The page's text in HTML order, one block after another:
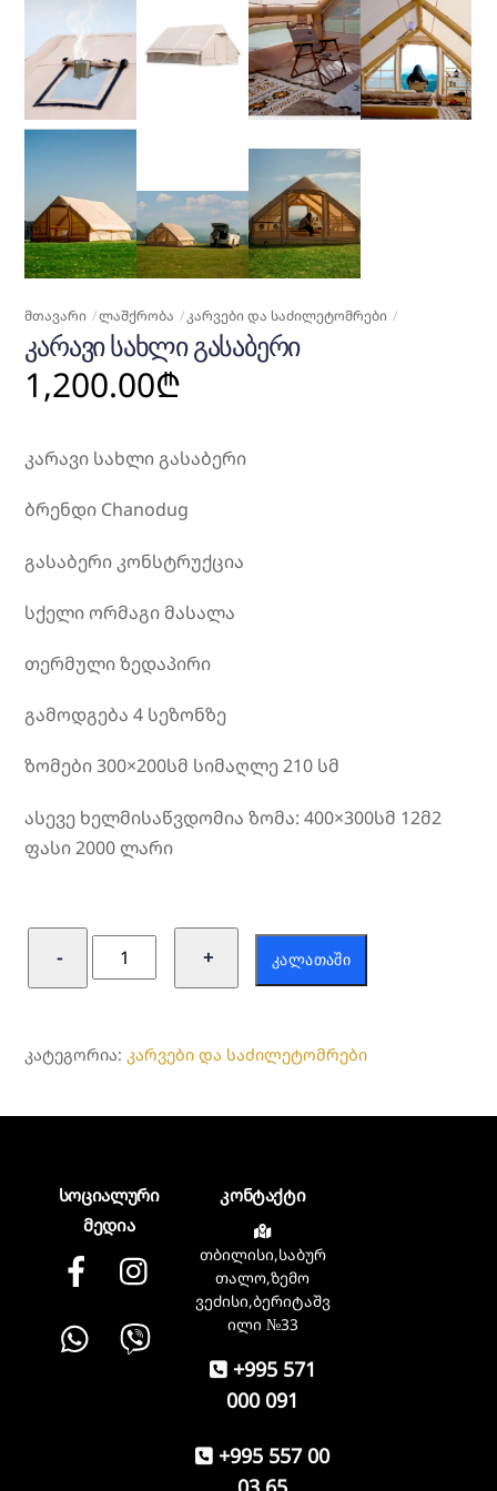
ᲛᲗᲐᲕᲐᲠᲘ ᲚᲐᲨᲥᲠᲝᲑᲐ ᲙᲐᲠᲕᲔᲑᲘ ᲓᲐ ᲡᲐᲫᲘᲚᲔᲢᲝᲛᲠᲔᲑᲘ
ᲙᲐᲠᲐᲕᲘ ᲡᲐᲮᲚᲘ ᲒᲐᲡᲐᲑᲔᲠᲘ
1,200.00₾
კარავი სახლი გასაბერი
ბრენდი Chanodug
გასაბერი კონსტრუქცია
სქელი ორმაგი მასალა
თერმული ზედაპირი
გამოდგება 4 სეზონზე
ზომები 300×200სმ სიმაღლე 210 სმ
ასევე ხელმისაწვდომია ზომა: 400×300სმ 12მ2
ფასი 2000 ლარი
−
რაოდენობა:
კარავი
+ ᲙᲐᲚᲐᲗᲐᲨᲘ
ᲙᲐᲢᲔᲒᲝᲠᲘᲐ:კარვები და საძილეტომრები
სოციალური
მედია
Facebook instagram
Whatsapp
კონტაქტი
თბილისი,საბურ
თალო,ზემო
ვეძისი,ბერიტაშვ
ილი №33
+995 571
000 091
+995 557 00